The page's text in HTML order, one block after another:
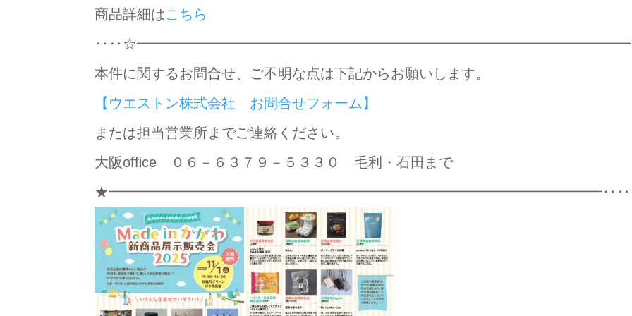
商品詳細はこちら
本件に関するお問合せ、ご不明な点は下記からお願いします。
【ウエストン株式会社 お問合せフォーム】
または担当営業所までご連絡ください。
大阪office ０６－６３７９－５３３０ 毛利・石田まで